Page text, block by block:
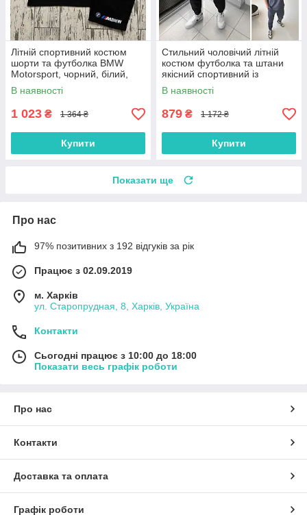
Літній спортивний костюм
шорти та футболка BMW
Motorsport, чорний, білий,
розмір S, M, L, XL, XXL
В наявності
1 023 ₴ 1 364 ₴
Купити
Стильний чоловічий літній
костюм футболка та штани
якісний спортивний із
лампасами, чорний, сірий
В наявності
879 ₴ 1 172 ₴
Купити
Показати ще
Про нас
97% позитивних з 192 відгуків за рік
Працює з 02.09.2019
м. Харків
ул. Старопрудная, 8, Харків, Україна
Контакти
Сьогодні працює з 10:00 до 18:00
Показати весь графік роботи
Про нас
Контакти
Доставка та оплата
Графік роботи